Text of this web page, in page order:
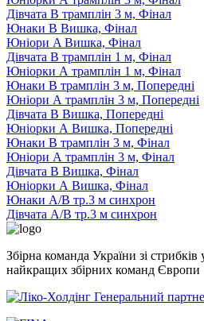
Дівчата В трамплін 3 м, Фінал
Юнаки В Вишка, Фінал
Юніори A Вишка, Фінал
Дівчата В трамплін 1 м, Фінал
Юніорки А трамплін 1 м, Фінал
Юнаки В трамплін 3 м, Попередні
Юніори А трамплін 3 м, Попередні
Дівчата В Вишка, Попередні
Юніорки А Вишка, Попередні
Юнаки В трамплін 3 м, Фінал
Юніори А трамплін 3 м, Фінал
Дівчата В Вишка, Фінал
Юніорки А Вишка, Фінал
Юнаки А/В тр.3 м синхрон
Дівчата А/В тр.3 м синхрон
Збірна команда України зі
найкращих збірних команд Європи
Генеральний